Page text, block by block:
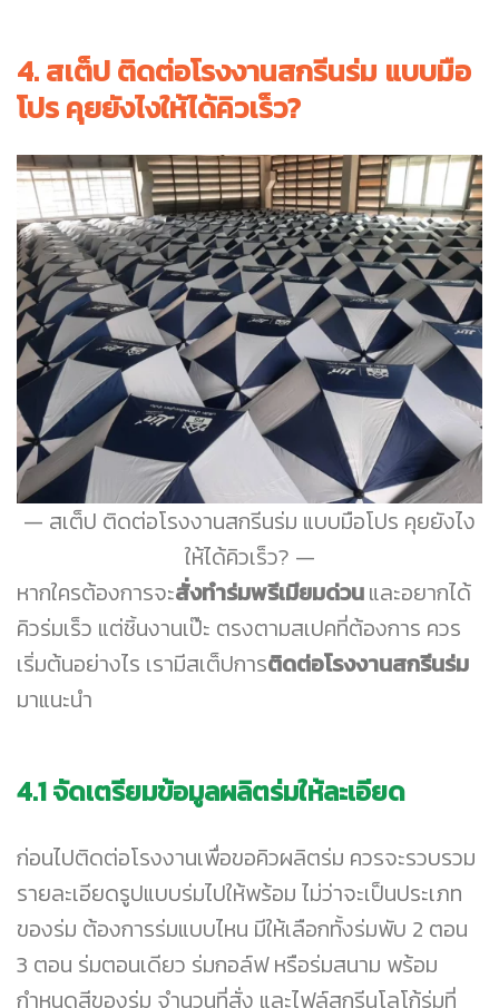
4. สเต็ป ติดต่อโรงงานสกรีนร่ม แบบมือ
โปร คุยยังไงให้ได้คิวเร็ว?
สเต็ป ติดต่อโรงงานสกรีนร่ม แบบมือโปร คุยยังไง
ให้ได้คิวเร็ว?
หากใครต้องการจะสั่งทำร่มพรีเมียมด่วนและอยากได้
คิวร่มเร็ว แต่ชิ้นงานเป๊ะ ตรงตามสเปคที่ต้องการ ควร
เริ่มต้นอย่างไร เรามีสเต็ปการติดต่อโรงงานสกรีนร่ม
มาแนะนำ
4.1 จัดเตรียมข้อมูลผลิตร่มให้ละเอียด
ก่อนไปติดต่อโรงงานเพื่อขอคิวผลิตร่ม ควรจะรวบรวม
รายละเอียดรูปแบบร่มไปให้พร้อม ไม่ว่าจะเป็นประเภท
ของร่ม ต้องการร่มแบบไหน มีให้เลือกทั้งร่มพับ 2 ตอน
3 ตอน ร่มตอนเดียว ร่มกอล์ฟ หรือร่มสนาม พร้อม
กำหนดสีของร่ม จำนวนที่สั่ง และไฟล์สกรีนโลโก้ร่มที่